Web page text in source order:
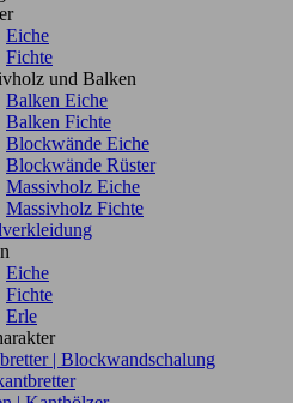
Eiche
Fichte
und Balken
Balken Eiche
Balken Fichte
Blockwände Eiche
Blockwände Rüster
Massivholz Eiche
Massivholz Fichte
Eiche
Fichte
Erle
| Blockwandschalung